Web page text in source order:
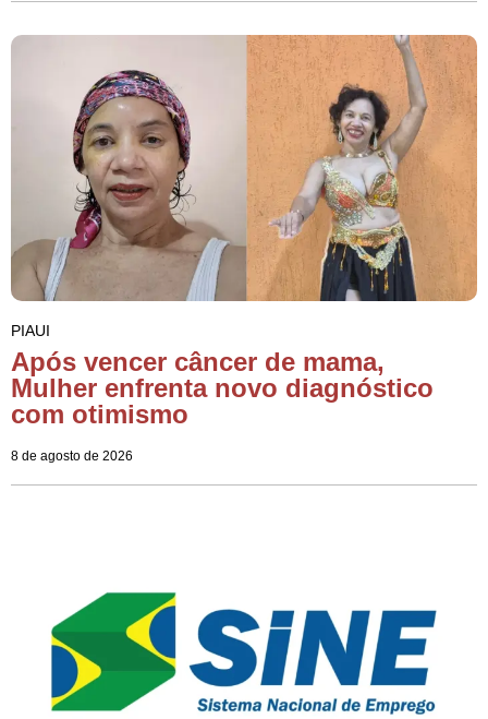
PIAUI
Após vencer câncer de mama,
Mulher enfrenta novo diagnóstico
com otimismo
8 de agosto de 2026